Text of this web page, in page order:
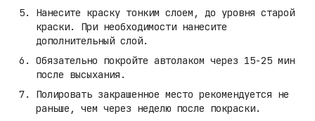
Нанесите краску тонким слоем, до уровня старой
краски. При необходимости нанесите
дополнительный слой.
Обязательно покройте автолаком через 15-25 мин
после высыхания.
Полировать закрашенное место рекомендуется не
раньше, чем через неделю после покраски.